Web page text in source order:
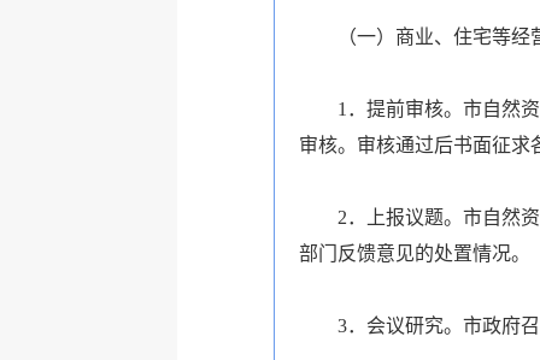
（一）商业、住宅等
1．提前审核。市自然
审核。审核通过后书面征求
2．上报议题。市自然
部门反馈意见的处置情况。
3．会议研究。市政府